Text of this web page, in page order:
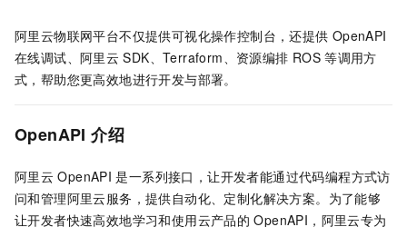
阿里云物联网平台不仅提供可视化操作控制台，还提供 OpenAPI
在线调试、阿里云 SDK、Terraform、资源编排 ROS 等调用方
式，帮助您更高效地进行开发与部署。
OpenAPI 介绍
阿里云 OpenAPI 是一系列接口，让开发者能通过代码编程方式访
问和管理阿里云服务，提供自动化、定制化解决方案。为了能够
让开发者快速高效地学习和使用云产品的 OpenAPI，阿里云专为